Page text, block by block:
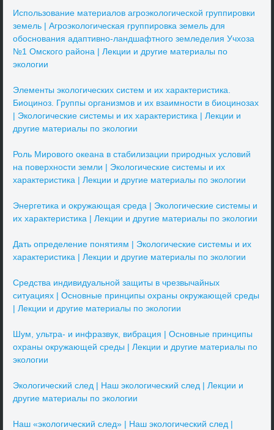
Использование материалов агроэкологической группировки
земель | Агроэкологическая группировка земель для
обоснования адаптивно-ландшафтного земледелия Учхоза
№1 Омского района | Лекции и другие материалы по
экологии
Элементы экологических систем и их характеристика.
Биоциноз. Группы организмов и их взаимности в биоцинозах
| Экологические системы и их характеристика | Лекции и
другие материалы по экологии
Роль Мирового океана в стабилизации природных условий
на поверхности земли | Экологические системы и их
характеристика | Лекции и другие материалы по экологии
Энергетика и окружающая среда | Экологические системы и
их характеристика | Лекции и другие материалы по экологии
Дать определение понятиям | Экологические системы и их
характеристика | Лекции и другие материалы по экологии
Средства индивидуальной защиты в чрезвычайных
ситуациях | Основные принципы охраны окружающей среды
| Лекции и другие материалы по экологии
Шум, ультра- и инфразвук, вибрация | Основные принципы
охраны окружающей среды | Лекции и другие материалы по
экологии
Экологический след | Наш экологический след | Лекции и
другие материалы по экологии
Наш «экологический след» | Наш экологический след |